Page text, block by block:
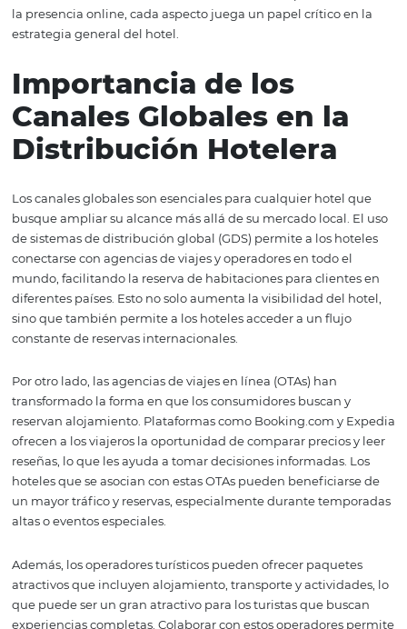
mejorar la satisfacción.
hoteles pueden adoptar para distribuirse eficazmente
mercados internacionales. Discutiremos la importancia
canales globales y cómo cada uno puede contribuir al
crecimiento y éxito del hotel en un entorno competitivo.
la presencia online, cada aspecto juega un papel crítico
estrategia general del hotel.
Importancia de los
Canales Globales en
Distribución Hotelera
Los canales globales son esenciales para cualquier
busque ampliar su alcance más allá de su mercado
de sistemas de distribución global (GDS) permite a los
conectarse con agencias de viajes y operadores en todo
mundo, facilitando la reserva de habitaciones para
sino que también permite a los hoteles acceder a un
constante de reservas internacionales.